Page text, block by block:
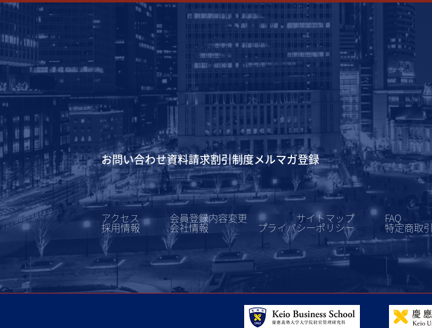
お問い合わせ資料請求割引制度メルマガ登録
アクセス 会員登録内容変更 サイトマップ FAQ
採用情報 会社情報 プライバシーポリシー 特定商取